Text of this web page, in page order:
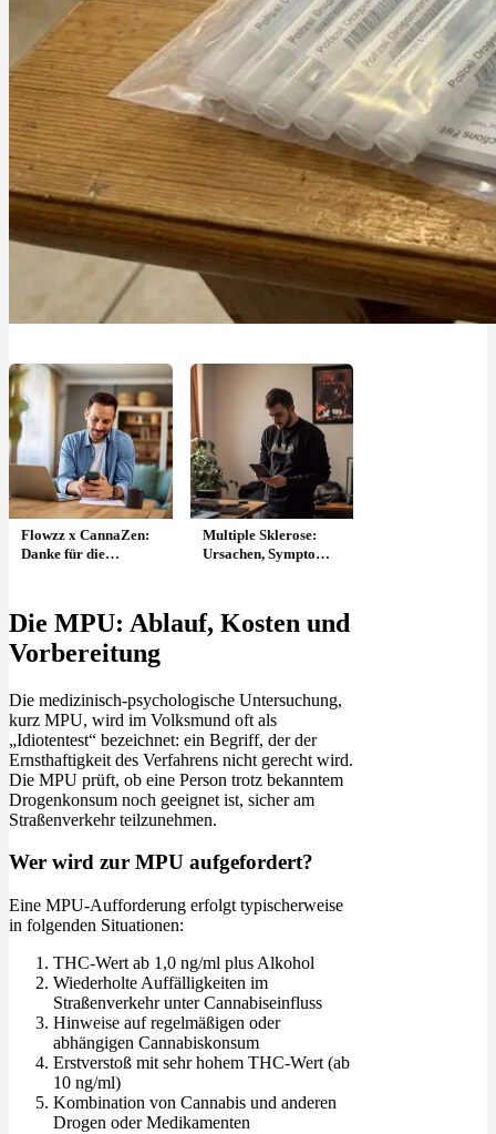
Flowzz x CannaZen:
Danke für die
Erfahrungen
Multiple Sklerose:
Ursachen, Symptome
Cannabis
Die MPU: Ablauf, Kosten und
Vorbereitung
Die medizinisch-psychologische Untersuchung,
kurz MPU, wird im Volksmund oft als
„Idiotentest“ bezeichnet: ein Begriff, der der
Ernsthaftigkeit des Verfahrens nicht gerecht wird.
Die MPU prüft, ob eine Person trotz bekanntem
Drogenkonsum noch geeignet ist, sicher am
Straßenverkehr teilzunehmen.
Wer wird zur MPU aufgefordert?
Eine MPU-Aufforderung erfolgt typischerweise
in folgenden Situationen:
THC-Wert ab 1,0 ng/ml plus Alkohol
Wiederholte Auffälligkeiten im
Straßenverkehr unter Cannabiseinfluss
Hinweise auf regelmäßigen oder
abhängigen Cannabiskonsum
Erstverstoß mit sehr hohem THC-Wert (ab
10 ng/ml)
Kombination von Cannabis und anderen
Drogen oder Medikamenten